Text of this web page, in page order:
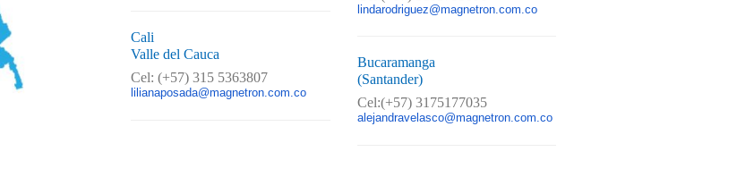
Cali
Valle del Cauca
Cel: (+57) 315 5363807
lilianaposada@magnetron.com.co
lindarodriguez@magnetron.com.co
Bucaramanga
(Santander)
Cel:(+57) 3175177035
alejandravelasco@magnetron.com.co